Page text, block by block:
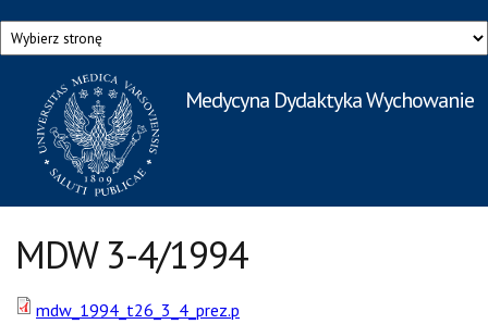
Przejdź do treści
Medycyna Dydaktyka Wychowanie
Rzecznik Prasowy
Warszawskiego Uniwersytetu Medycznego
MDW 3-4/1994
mdw_1994_t26_3_4_prez.p